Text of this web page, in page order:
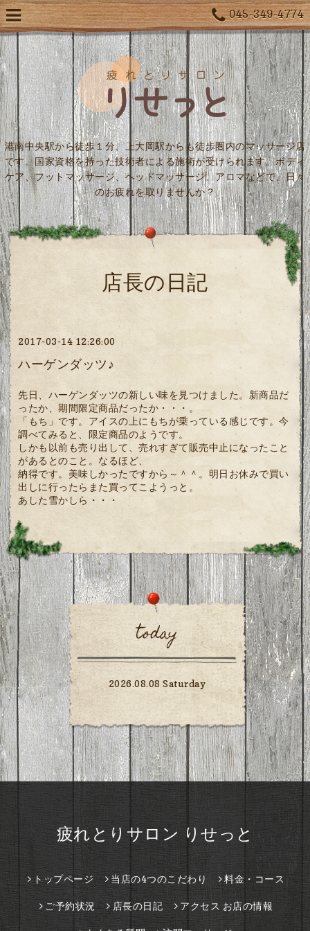
045-349-4774
港南中央駅から徒歩１分、上大岡駅からも徒歩圏内のマッサージ店
です。国家資格を持った技術者による施術が受けられます。ボディ
ケア、フットマッサージ、ヘッドマッサージ、アロマなどで、日々
のお疲れを取りませんか？
店長の日記
2017-03-14 12:26:00
ハーゲンダッツ♪
先日、ハーゲンダッツの新しい味を見つけました。新商品だ
ったか、期間限定商品だったか・・・。
「もち」です。アイスの上にもちが乗っている感じです。今
調べてみると、限定商品のようです。
しかも以前も売り出して、売れすぎて販売中止になったこと
があるとのこと。なるほど、
納得です。美味しかったですから～＾＾。明日お休みで買い
出しに行ったらまた買ってこようっと。
あした雪かしら・・・
today
2026.08.08 Saturday
疲れとりサロン りせっと
トップページ 当店の4つのこだわり 料金・コース
ご予約状況 店長の日記 アクセス お店の情報